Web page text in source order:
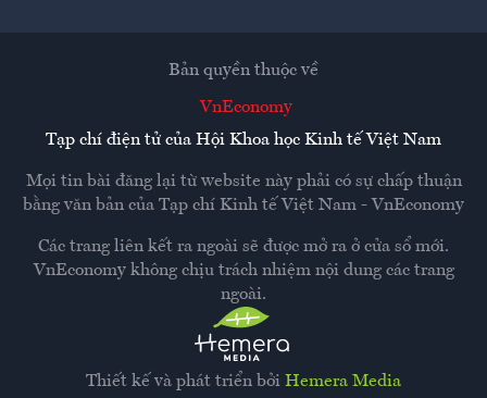
Thiết kế và phát triển bởi Hemera Media
Bản quyền thuộc về
VnEconomy
Tạp chí điện tử của Hội Khoa học Kinh tế Việt Nam
Mọi tin bài đăng lại từ website này phải có sự chấp thuận
bằng văn bản của Tạp chí Kinh tế Việt Nam - VnEconomy
Các trang liên kết ra ngoài sẽ được mở ra ở cửa sổ mới.
VnEconomy không chịu trách nhiệm nội dung các trang
ngoài.